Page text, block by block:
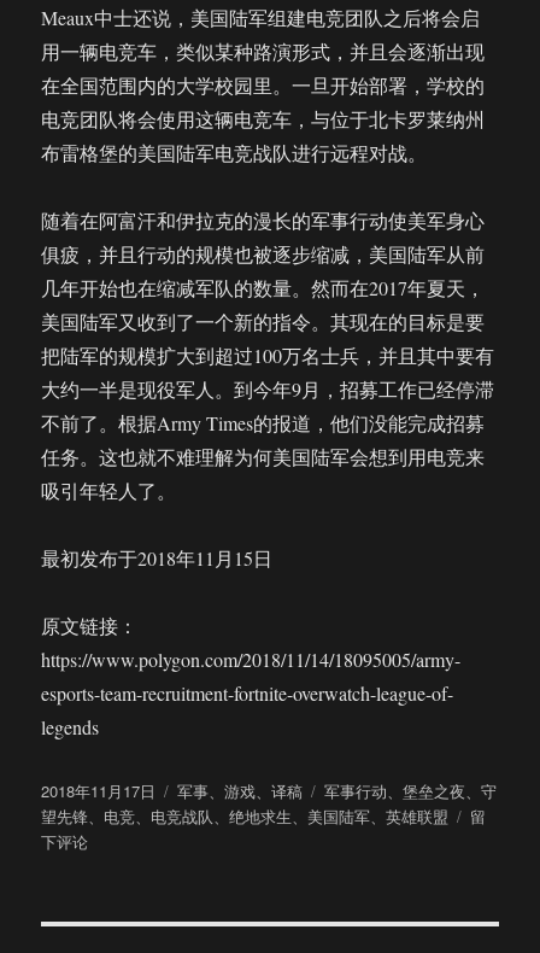
Meaux中士还说，美国陆军组建电竞团队之后将会启
用一辆电竞车，类似某种路演形式，并且会逐渐出现
在全国范围内的大学校园里。一旦开始部署，学校的
电竞团队将会使用这辆电竞车，与位于北卡罗莱纳州
布雷格堡的美国陆军电竞战队进行远程对战。
随着在阿富汗和伊拉克的漫长的军事行动使美军身心
俱疲，并且行动的规模也被逐步缩减，美国陆军从前
几年开始也在缩减军队的数量。然而在2017年夏天，
美国陆军又收到了一个新的指令。其现在的目标是要
把陆军的规模扩大到超过100万名士兵，并且其中要有
大约一半是现役军人。到今年9月，招募工作已经停滞
不前了。根据Army Times的报道，他们没能完成招募
任务。这也就不难理解为何美国陆军会想到用电竞来
吸引年轻人了。
最初发布于2018年11月15日
原文链接：
https://www.polygon.com/2018/11/14/18095005/army-
esports-team-recruitment-fortnite-overwatch-league-of-
legends
发
布
于
2018年11月17日
分
类
军事、游戏、译稿
标
签
军事行动、堡垒之夜、守
望先锋、 电竞、 电竞战队、绝地求生、 美国陆军、英雄联盟
于
军
留
下评论